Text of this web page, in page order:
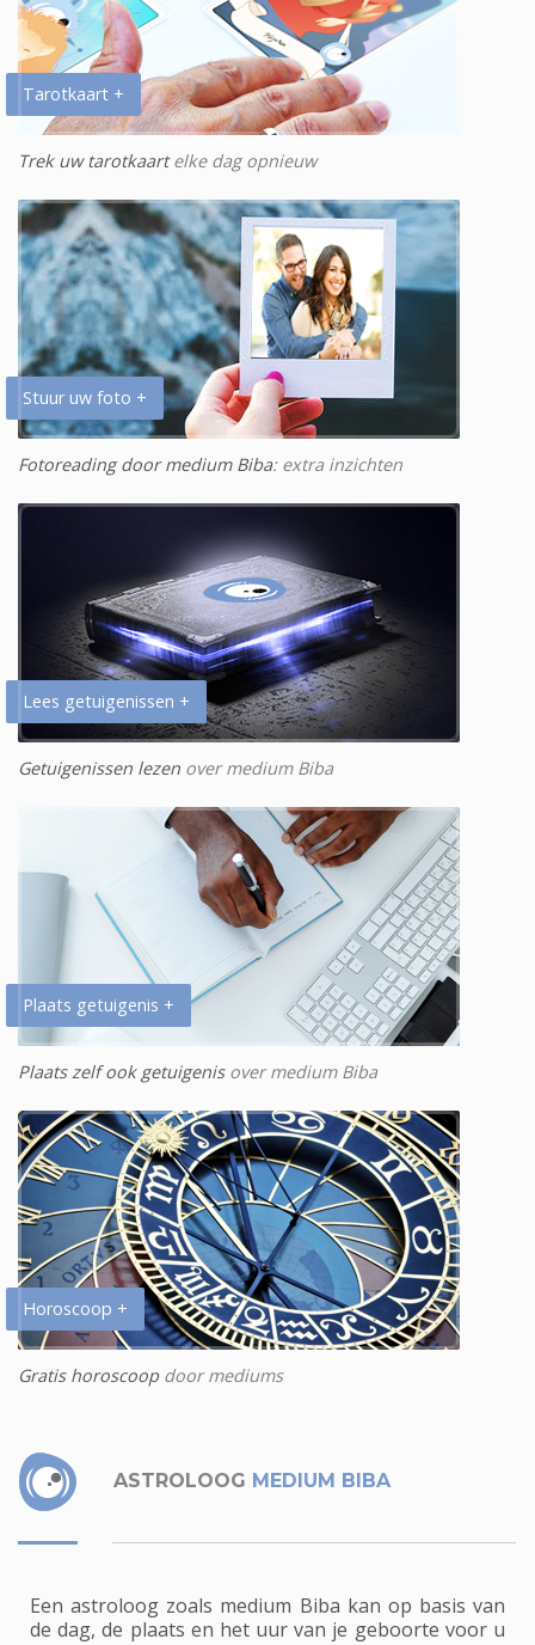
Tarotkaart +
Trek uw tarotkaartelke dag opnieuw
Stuur uw foto +
Fotoreading door medium Biba: extra inzichten
Lees getuigenissen +
Getuigenissen lezen over medium Biba
Plaats getuigenis +
Plaats zelf ook getuigenisover medium Biba
Horoscoop +
Gratis horoscoopdoor mediums
ASTROLOOG MEDIUM BIBA
Een astroloog zoals medium Biba kan op basis van
de dag, de plaats en het uur van je geboorte voor u